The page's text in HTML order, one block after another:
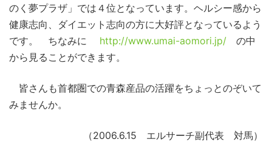
のく夢プラザ」では４位となっています。ヘルシー感から
健康志向、ダイエット志向の方に大好評となっているよう
です。 ちなみに http://www.umai-aomori.jp/ の中
から見ることができます。
皆さんも首都圏での青森産品の活躍をちょっとのぞいて
みませんか。
（2006.6.15 エルサーチ副代表 対馬）